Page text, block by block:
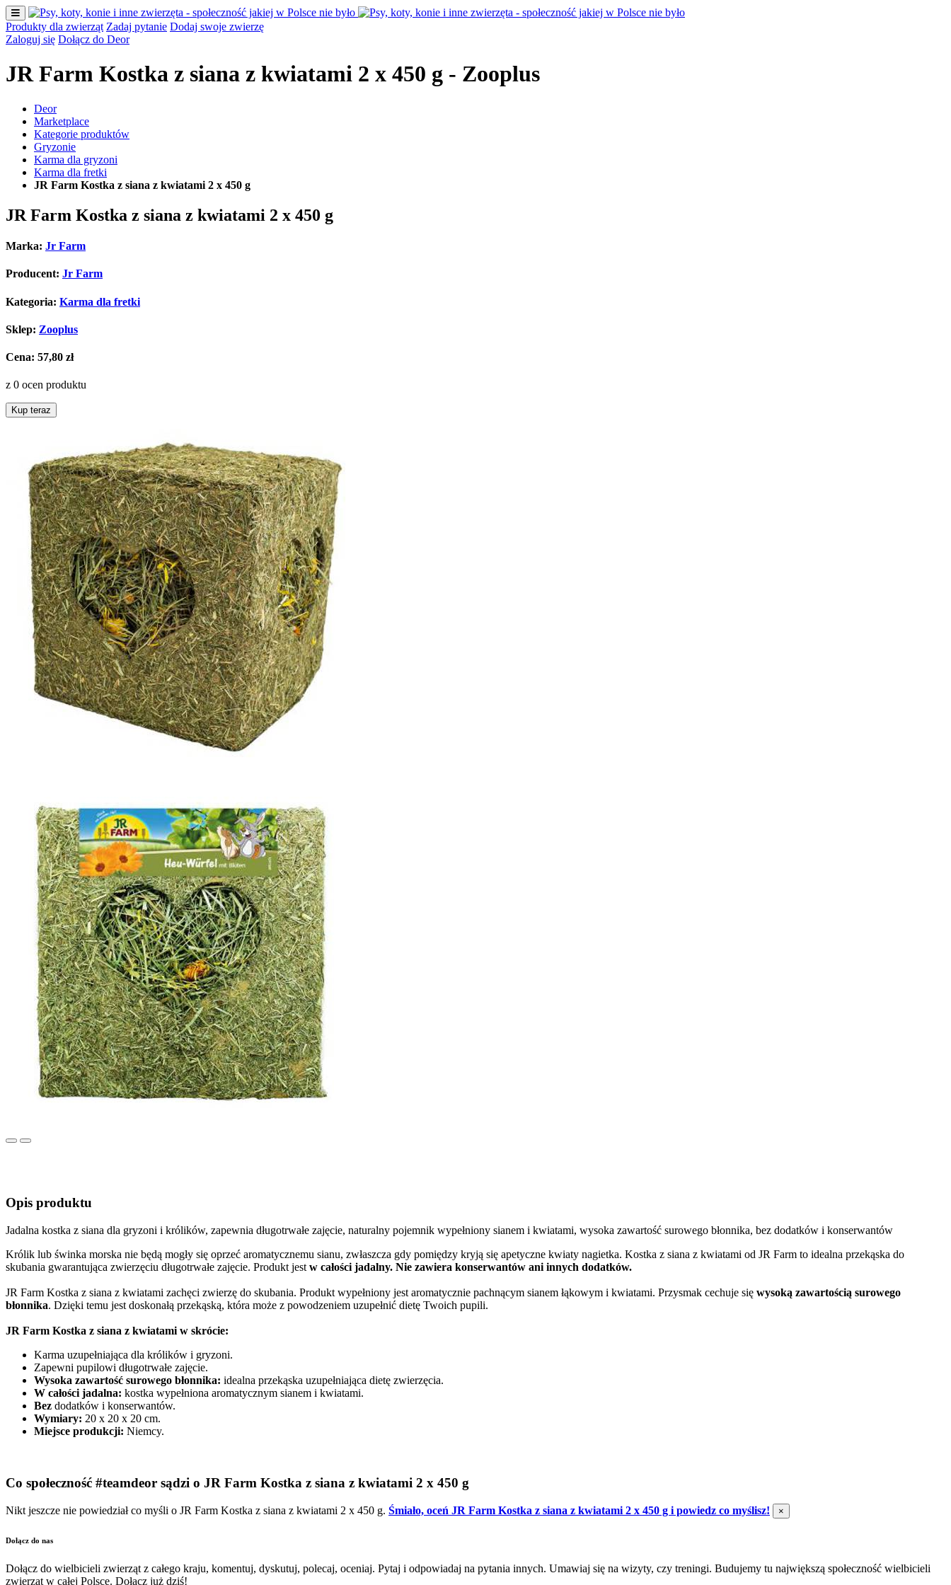
Produkty dla zwierząt Zadaj pytanie Dodaj swoje zwierzę
Zaloguj się Dołącz do Deor
JR Farm Kostka z siana z kwiatami 2 x 450 g - Zooplus
Deor
Marketplace
Kategorie produktów
Gryzonie
Karma dla gryzoni
Karma dla fretki
JR Farm Kostka z siana z kwiatami 2 x 450 g
JR Farm Kostka z siana z kwiatami 2 x 450 g
Marka: Jr Farm
Producent: Jr Farm
Kategoria: Karma dla fretki
Sklep: Zooplus
Cena: 57,80 zł
z 0 ocen produktu
Kup teraz
Previous
Next
Opis produktu
Jadalna kostka z siana dla gryzoni i królików, zapewnia długotrwałe zajęcie, naturalny pojemnik wypełniony sianem i kwiatami, wysoka zawartość surowego błonnika, bez dodatków i konserwantów
Królik lub świnka morska nie będą mogły się oprzeć aromatycznemu sianu, zwłaszcza gdy pomiędzy kryją się apetyczne kwiaty nagietka. Kostka z siana z kwiatami od JR Farm to idealna przekąska do
skubania gwarantująca zwierzęciu długotrwałe zajęcie. Produkt jest w całości jadalny. Nie zawiera konserwantów ani innych dodatków.
JR Farm Kostka z siana z kwiatami zachęci zwierzę do skubania. Produkt wypełniony jest aromatycznie pachnącym sianem łąkowym i kwiatami. Przysmak cechuje się wysoką zawartością surowego
błonnika. Dzięki temu jest doskonałą przekąską, która może z powodzeniem uzupełnić dietę Twoich pupili.
JR Farm Kostka z siana z kwiatami w skrócie:
Karma uzupełniająca dla królików i gryzoni.
Zapewni pupilowi długotrwałe zajęcie.
Wysoka zawartość surowego błonnika: idealna przekąska uzupełniająca dietę zwierzęcia.
W całości jadalna: kostka wypełniona aromatycznym sianem i kwiatami.
Bez dodatków i konserwantów.
Wymiary: 20 x 20 x 20 cm.
Miejsce produkcji: Niemcy.
Co społeczność #teamdeor sądzi o JR Farm Kostka z siana z kwiatami 2 x 450 g
Nikt jeszcze nie powiedział co myśli o JR Farm Kostka z siana z kwiatami 2 x 450 g. Śmiało, oceń JR Farm Kostka z siana z kwiatami 2 x 450 g i powiedz co myślisz! ×
Dołącz do nas
Dołącz do wielbicieli zwierząt z całego kraju, komentuj, dyskutuj, polecaj, oceniaj. Pytaj i odpowiadaj na pytania innych. Umawiaj się na wizyty, czy treningi. Budujemy tu największą społeczność wielbicieli
zwierząt w całej Polsce. Dołącz już dziś!